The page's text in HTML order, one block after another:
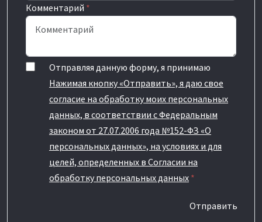
Комментарий *
Отправляя данную форму, я принимаю
Нажимая кнопку «Отправить», я даю свое
согласие на обработку моих персональных
данных, в соответствии с Федеральным
законом от 27.07.2006 года №152-ФЗ «О
персональных данных», на условиях и для
целей, определенных в Согласии на
обработку персональных данных *
Отправить